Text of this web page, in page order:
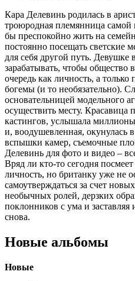
Кара Делевинь родилась в
троюродная племянница
бы преспокойно жить на
постоянно посещать светские
для себя другой путь. Девушке
зарабатывать, чтобы общество
очередь как личность, а
богемы (и то необязательно).
основательницей модельного
осуществить месту. Красавица
кастингов, услышала
и, воодушевленная, окунулась
вспышки камер, съемочные
Делевинь для фото и видео –
Вряд ли кто-то сегодня
личность, но британку уже не
самоутверждаться за счет
необычных ролей, дерзких
поклонников с ума и заставляя
снова.
Новые альбомы
Новые